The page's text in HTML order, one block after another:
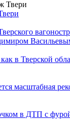
в Тверской
масштабная
в ДТП с фурой